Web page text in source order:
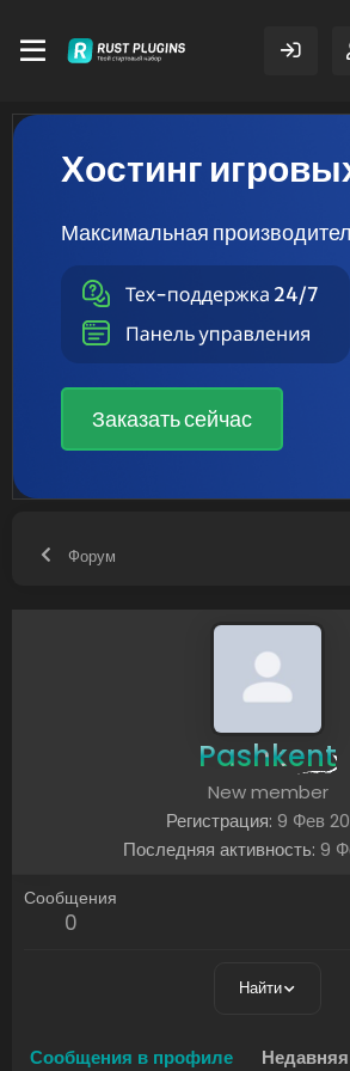
Хостинг
Максимальная
Заказать сейчас
Форум
Pashkent
New member
Регистрация 9 Фев
Последняя активность 9
Сообщения
0
Найти
Сообщения в профиле